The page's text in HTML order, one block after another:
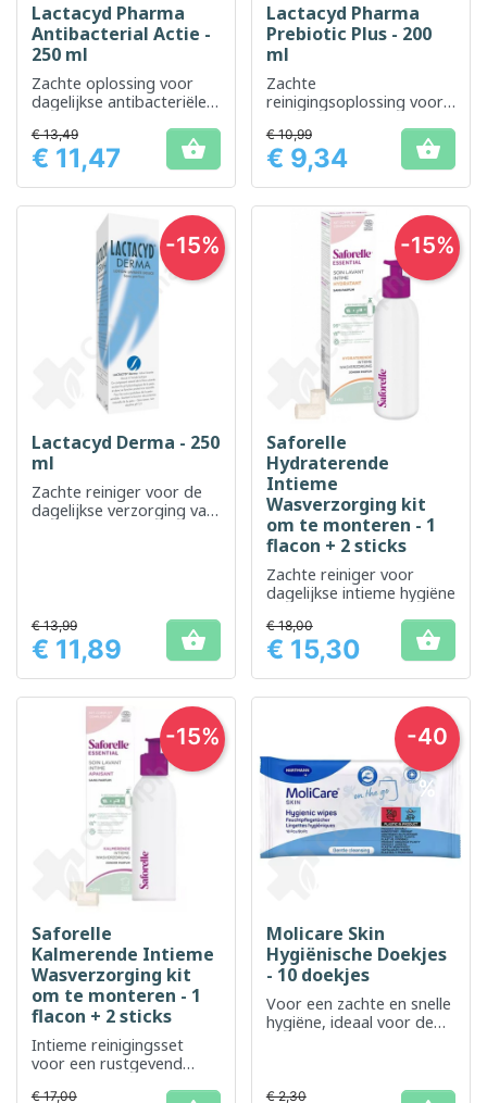
Lactacyd Pharma
Antibacterial Actie -
250 ml
Zachte oplossing voor
dagelijkse antibacteriële
respect voor de
natuurlijke balans.
Prijs
€ 13,49
€ 11,47 
Lactacyd Pharma
Prebiotic Plus - 200
ml
Zachte
reinigingsoplossing voor
intieme flora
Prijs
€ 10,99
€ 9,34 
Lactacyd Derma - 250
ml
Zachte reiniger voor de
dagelijkse verzorging van
Prijs
€ 13,99
€ 11,89 
-15%
Saforelle
Hydraterende
Intieme
Wasverzorging kit
om te monteren - 1
flacon + 2 sticks
Zachte reiniger voor
dagelijkse intieme hygiëne
Prijs
€ 18,00
€ 15,30 
-15%
Saforelle
Kalmerende Intieme
Wasverzorging kit
om te monteren - 1
flacon + 2 sticks
Intieme reinigingsset
voor een rustgevend
€ 17,00
-15%
Molicare Skin
Hygiënische Doekjes
- 10 doekjes
Voor een zachte en snelle
hygiëne, ideaal voor de
€ 2,30
-40
%